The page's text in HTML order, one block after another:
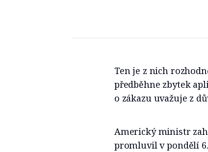
Ten je z nich
předběhne zbytek
o zákazu uvažuje z
Americký ministr
promluvil v pondělí